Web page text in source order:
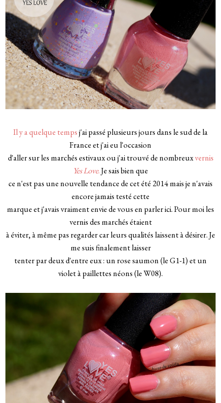
Il y a quelque tempsj'ai passé plusieurs jours dans le sud de la
France et j'ai eu l'occasion
d'aller sur les marchés estivaux ou j'ai trouvé de nombreuxvernis
Yes Love.Je sais bien que
ce n'est pas une nouvelle tendance de cet été 2014 mais je n'avais
encore jamais testé cette
marque et j'avais vraiment envie de vous en parler ici. Pour moi les
vernis des marchés étaient
à éviter, à même pas regarder car leurs qualités laissent à désirer. Je
me suis finalement laisser
tenter par deux d'entre eux : un rose saumon (le G1-1) et un
violet à paillettes néons (le W08).